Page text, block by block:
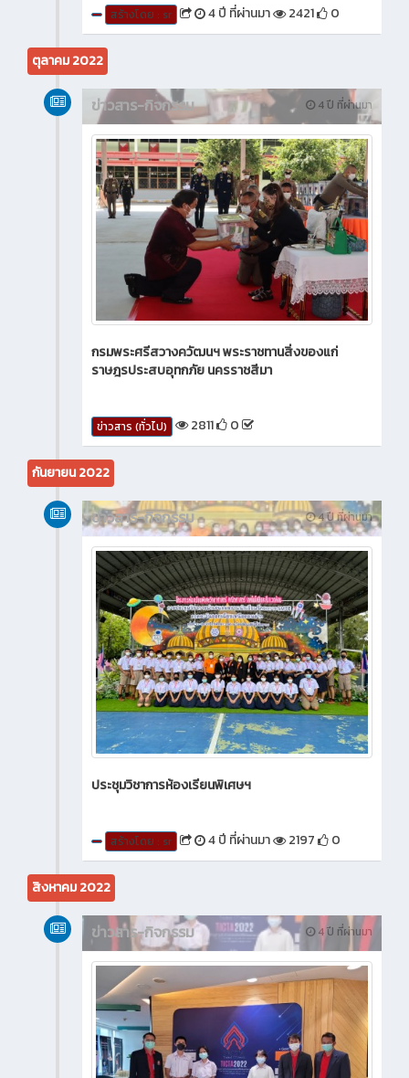
สร้างโดย : sr 4 ปี ที่ผ่านมา 2421 0
ตุลาคม 2022
4 ปี ที่ผ่านมา
ข่าวสาร-กิจกรรม
กรมพระศรีสวางควัฒนฯ พระราชทานสิ่งของแก่
ราษฎรประสบอุทกภัย นครราชสีมา
ข่าวสาร (ทั่วไป) 2811 0
กันยายน 2022
4 ปี ที่ผ่านมา
ข่าวสาร-กิจกรรม
ประชุมวิชาการห้องเรียนพิเศษฯ
สร้างโดย : sr 4 ปี ที่ผ่านมา 2197 0
สิงหาคม 2022
4 ปี ที่ผ่านมา
ข่าวสาร-กิจกรรม